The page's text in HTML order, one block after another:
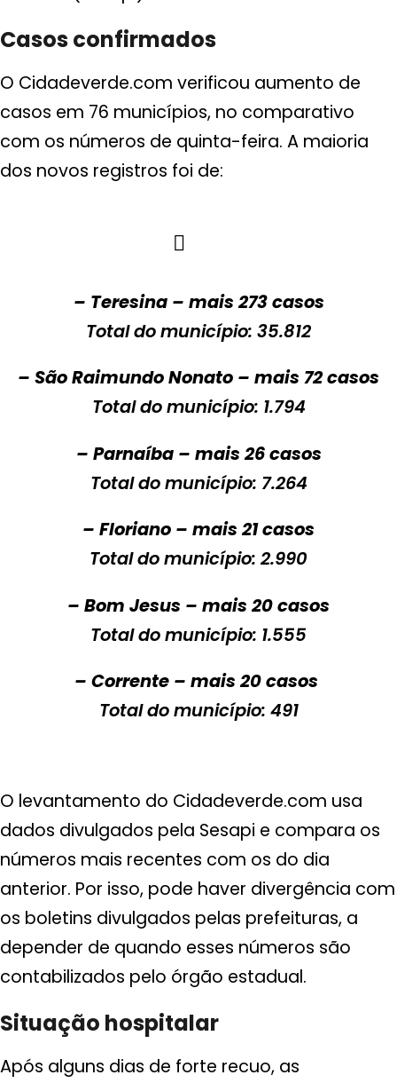
Casos confirmados
O Cidadeverde.com verificou aumento de
casos em 76 municípios, no comparativo
com os números de quinta-feira. A maioria
dos novos registros foi de:
– Teresina – mais 273 casos
Total do município: 35.812
– São Raimundo Nonato – mais 72 casos
Total do município: 1.794
– Parnaíba – mais 26 casos
Total do município: 7.264
– Floriano – mais 21 casos
Total do município: 2.990
– Bom Jesus – mais 20 casos
Total do município: 1.555
– Corrente – mais 20 casos
Total do município: 491
O levantamento do Cidadeverde.com usa
dados divulgados pela Sesapi e compara os
números mais recentes com os do dia
anterior. Por isso, pode haver divergência com
os boletins divulgados pelas prefeituras, a
depender de quando esses números são
contabilizados pelo órgão estadual.
Situação hospitalar
Após alguns dias de forte recuo, as